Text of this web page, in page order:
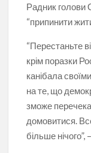
Радник голови
“припинити
“Перестаньте
крім поразки
канібала
на те, що
зможе
домовитися.
більше